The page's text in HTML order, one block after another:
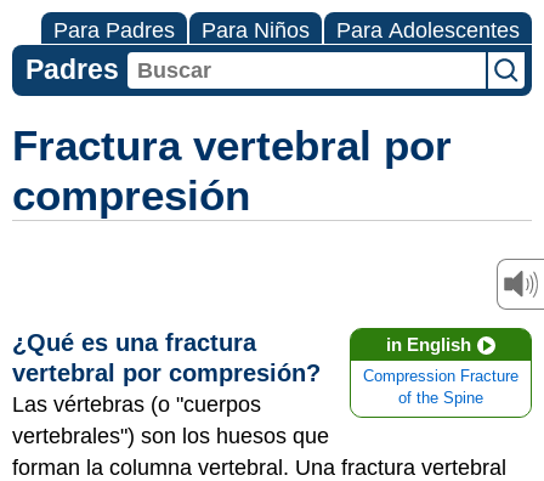
Para Padres Para Niños Para Adolescentes
Padres
Fractura vertebral por
compresión
in English
Compression Fracture
of the Spine
¿Qué es una fractura
vertebral por compresión?
Las vértebras (o "cuerpos
vertebrales") son los huesos que
forman la columna vertebral. Una fractura vertebral